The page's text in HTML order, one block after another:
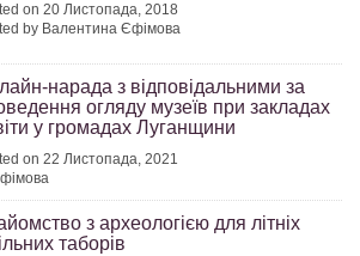
on 20 Листопада, 2018
by Валентина Єфімова
нарада з відповідальними за
огляду музеїв при закладах
у громадах Луганщини
on 22 Листопада, 2021
з археологією для літніх
таборів